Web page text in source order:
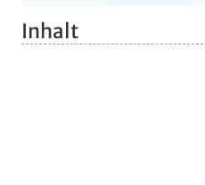
Inhalt